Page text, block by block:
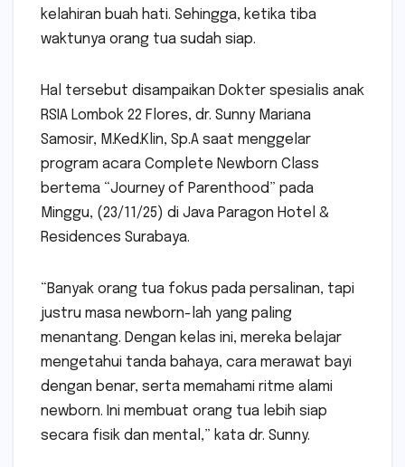
kelahiran buah hati. Sehingga, ketika tiba
waktunya orang tua sudah siap.
Hal tersebut disampaikan Dokter spesialis anak
RSIA Lombok 22 Flores, dr. Sunny Mariana
Samosir, M.Ked.Klin, Sp.A saat menggelar
program acara Complete Newborn Class
bertema “Journey of Parenthood” pada
Minggu, (23/11/25) di Java Paragon Hotel &
Residences Surabaya.
“Banyak orang tua fokus pada persalinan, tapi
justru masa newborn-lah yang paling
menantang. Dengan kelas ini, mereka belajar
mengetahui tanda bahaya, cara merawat bayi
dengan benar, serta memahami ritme alami
newborn. Ini membuat orang tua lebih siap
secara fisik dan mental,” kata dr. Sunny.